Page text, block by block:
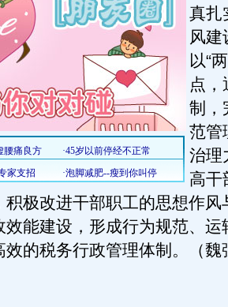
真扎
风建
以“
点，
制，
范管
治理
高干
积极改进干部职工的思想作风
效能建设，形成行为规范、运
效的税务行政管理体制。（魏